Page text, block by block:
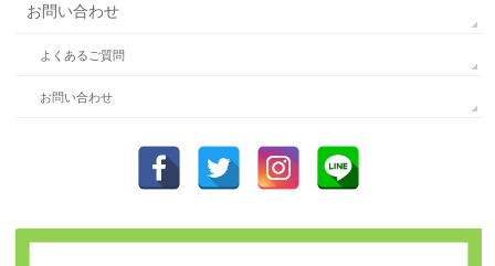
お問い合わせ
よくあるご質問
お問い合わせ